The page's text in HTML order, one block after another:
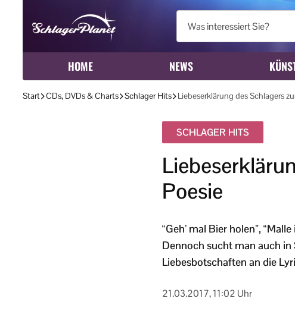
HOME NEWS
Start CDs, DVDs & Charts Schlager Hits Liebeserklärung des Schlagers
SCHLAGER HITS
Poesie
“Geh’ mal Bier holen”,
Dennoch sucht man auch in
Liebesbotschaften an die
21.03.2017, 11:02 Uhr